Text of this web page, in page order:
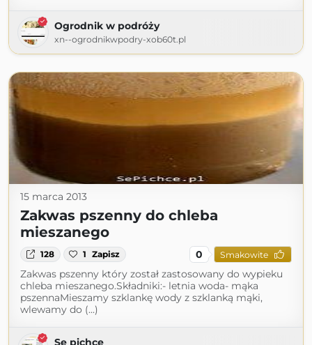
Ogrodnik w podróży
xn--ogrodnikwpodry-xob60t.pl
15 marca 2013
Zakwas pszenny do chleba
mieszanego
128 1 Zapisz 0 Smakowite
Zakwas pszenny który został zastosowany do wypieku
chleba mieszanego.Składniki:- letnia woda- mąka
pszennaMieszamy szklankę wody z szklanką mąki,
wlewamy do (...)
Se pichce